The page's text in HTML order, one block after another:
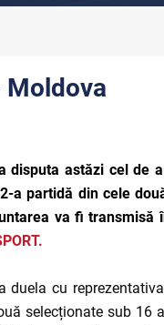
Moldova
disputa astăzi cel de
a partidă din cele
va fi transmisă
duela cu
selecționate sub